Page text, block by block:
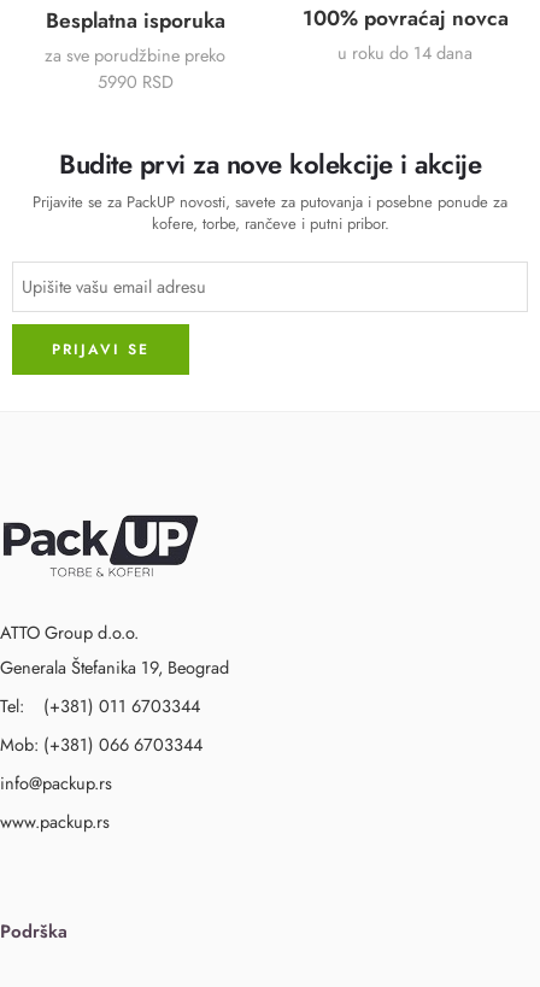
Besplatna isporuka
za sve porudžbine preko
5990 RSD
100% povraćaj novca
u roku do 14 dana
Budite prvi za nove kolekcije i akcije
Prijavite se za PackUP novosti, savete za putovanja i posebne ponude za
kofere, torbe, rančeve i putni pribor.
ATTO Group d.o.o.
Generala Štefanika 19, Beograd
Tel: (+381) 011 6703344
Mob: (+381) 066 6703344
info@packup.rs
www.packup.rs
Podrška